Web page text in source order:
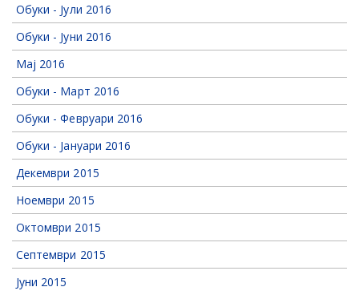
Обуки - Јули 2016
Обуки - Јуни 2016
Мај 2016
Обуки - Март 2016
Обуки - Февруари 2016
Обуки - Јануари 2016
Декември 2015
Ноември 2015
Октомври 2015
Септември 2015
Јуни 2015